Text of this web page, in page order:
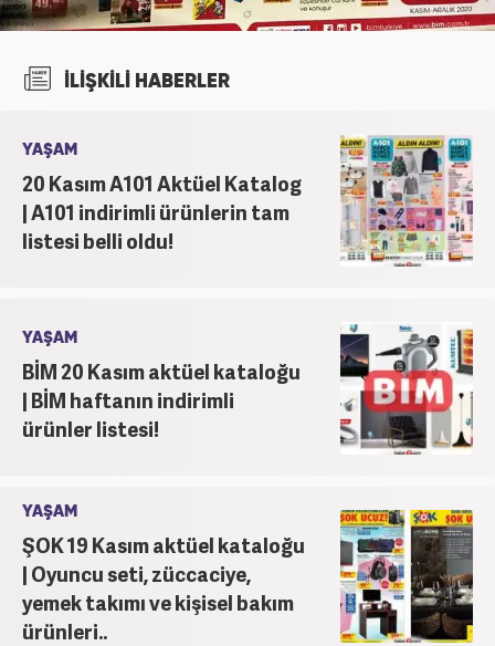
İLİŞKİLİ HABERLER
YAŞAM
20 Kasım A101 Aktüel Katalog
| A101 indirimli ürünlerin tam
listesi belli oldu!
YAŞAM
BİM 20 Kasım aktüel kataloğu
| BİM haftanın indirimli
ürünler listesi!
YAŞAM
ŞOK 19 Kasım aktüel kataloğu
| Oyuncu seti, züccaciye,
yemek takımı ve kişisel bakım
ürünleri..